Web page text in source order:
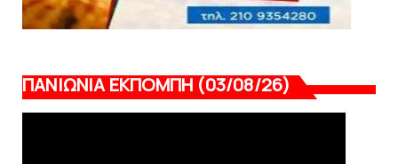
ΠΑΝΙΩΝΙΑ ΕΚΠΟΜΠΗ (03/08/26)